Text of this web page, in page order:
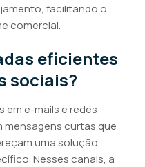
facilitando o
comercial.
eficientes
sociais?
em e-mails e redes
mensagens curtas que
uma solução
Nesses canais, a